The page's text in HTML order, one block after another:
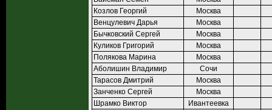
Козлов Георгий
Москва
Венцулевич Дарья
Москва
Бычковский Сергей
Москва
Куликов Григорий
Москва
Полякова Марина
Москва
Аболишин Владимир
Сочи
Тарасов Дмитрий
Москва
Занченко Сергей
Москва
Шрамко Виктор
Ивантеевка